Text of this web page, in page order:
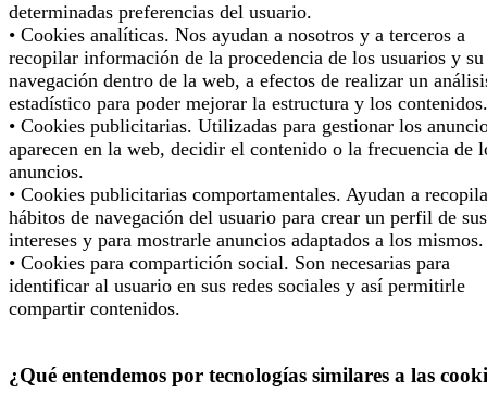
determinadas preferencias del usuario.
• Cookies analíticas. Nos ayudan a nosotros y a terceros a
recopilar información de la procedencia de los usuarios y su
navegación dentro de la web, a efectos de realizar un
estadístico para poder mejorar la estructura y los contenidos.
• Cookies publicitarias. Utilizadas para gestionar los
aparecen en la web, decidir el contenido o la frecuencia de
anuncios.
• Cookies publicitarias comportamentales. Ayudan a
hábitos de navegación del usuario para crear un perfil de sus
intereses y para mostrarle anuncios adaptados a los mismos.
• Cookies para compartición social. Son necesarias para
identificar al usuario en sus redes sociales y así permitirle
compartir contenidos.
¿Qué entendemos por tecnologías similares a las